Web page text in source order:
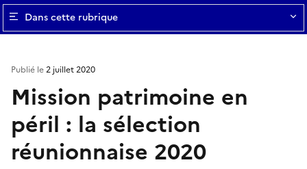
Dans cette rubrique
Mission patrimoine en
péril : la sélection
réunionnaise 2020
Publié le2 juillet 2020